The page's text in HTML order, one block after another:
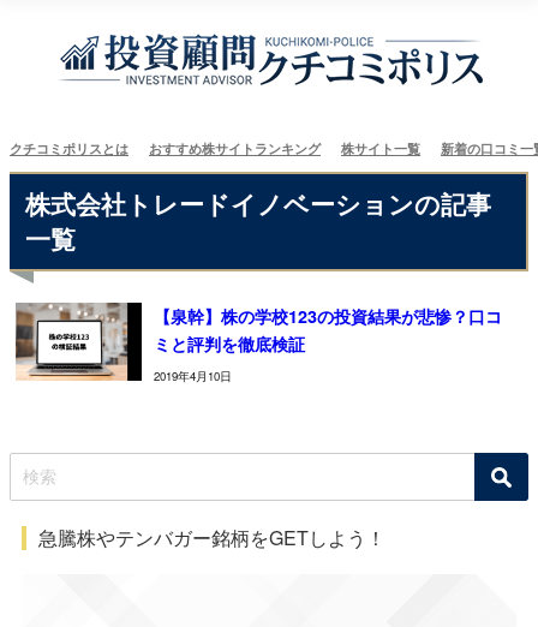
クチコミポリスとは おすすめ株サイトランキング 株サイト一覧 新着の口コミ一
株式会社トレードイノベーションの記事
一覧
【泉幹】株の学校123の投資結果が悲惨？口コ
ミと評判を徹底検証
2019年4月10日
急騰株やテンバガー銘柄をGETしよう！